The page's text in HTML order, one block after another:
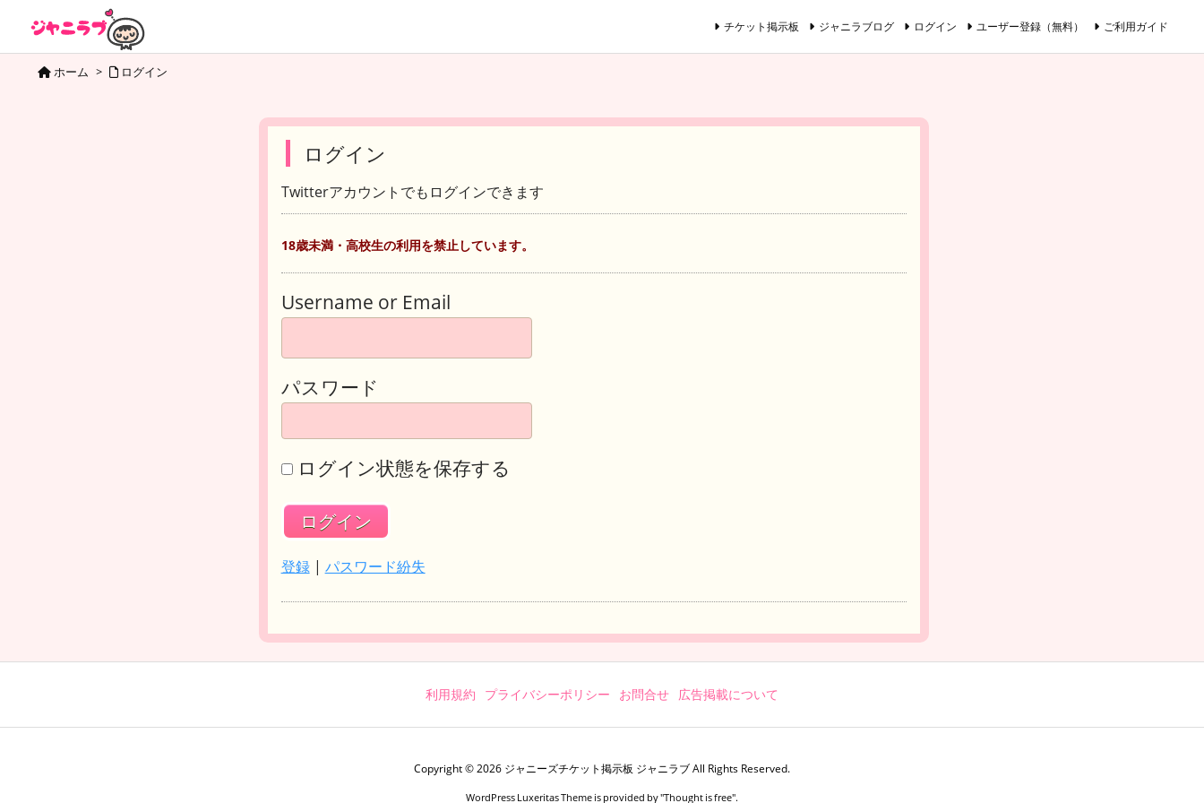
チケット掲示板 ジャニラブログ ログイン ユーザー登録（無料） ご利用ガイド
ホーム > ログイン
ログイン
Twitterアカウントでもログインできます
18歳未満・高校生の利用を禁止しています。
Username or Email
パスワード
ログイン状態を保存する
登録| パスワード紛失
利用規約 プライバシーポリシー お問合せ 広告掲載について
Copyright ©2026 ジャニーズチケット掲示板 ジャニラブAll Rights Reserved.
WordPress Luxeritas Theme is provided by "Thought is free".